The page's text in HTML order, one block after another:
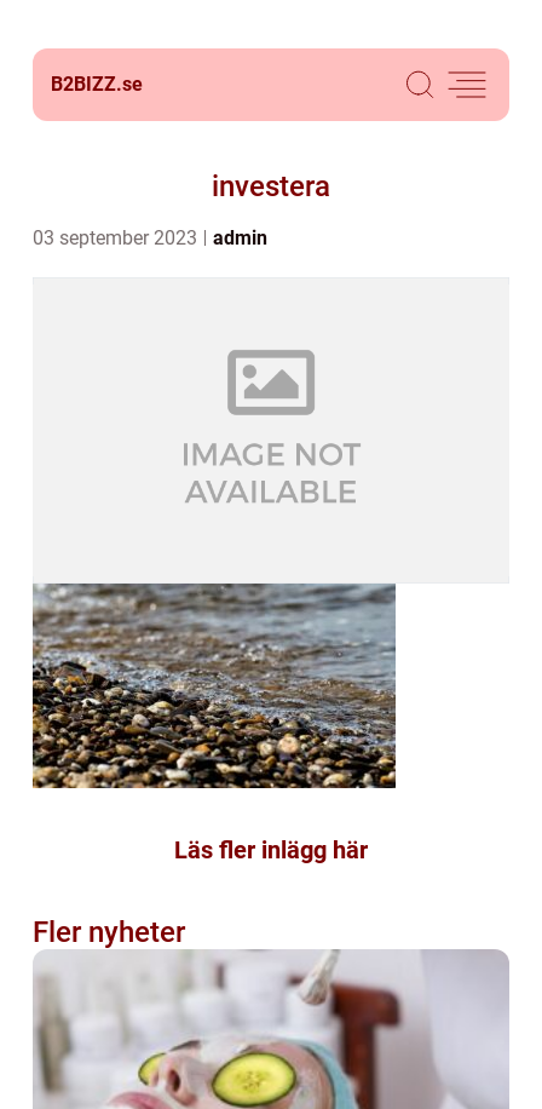
B2BIZZ.se
investera
03 september 2023 admin
Läs fler inlägg här
Fler nyheter